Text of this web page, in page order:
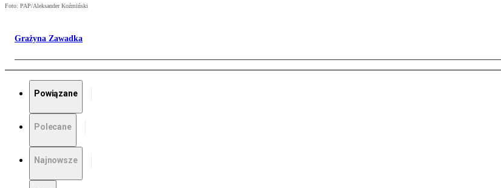
Foto: PAP/Aleksander Koźmiński
Grażyna Zawadka
Powiązane
Polecane
Najnowsze